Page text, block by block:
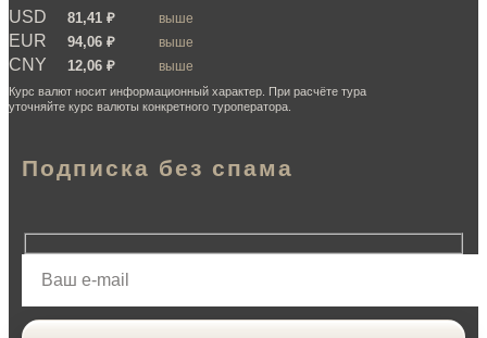
USD 81,41 ₽ выше
EUR 94,06 ₽ выше
CNY 12,06 ₽ выше
Курс валют носит информационный характер. При расчёте тура
уточняйте курс валюты конкретного туроператора.
Подписка без спама